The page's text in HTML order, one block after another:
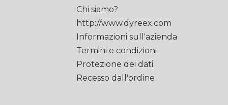
Chi siamo?
http://www.dyreex.com
Informazioni sull'azienda
Termini e condizioni
Protezione dei dati
Recesso dall'ordine